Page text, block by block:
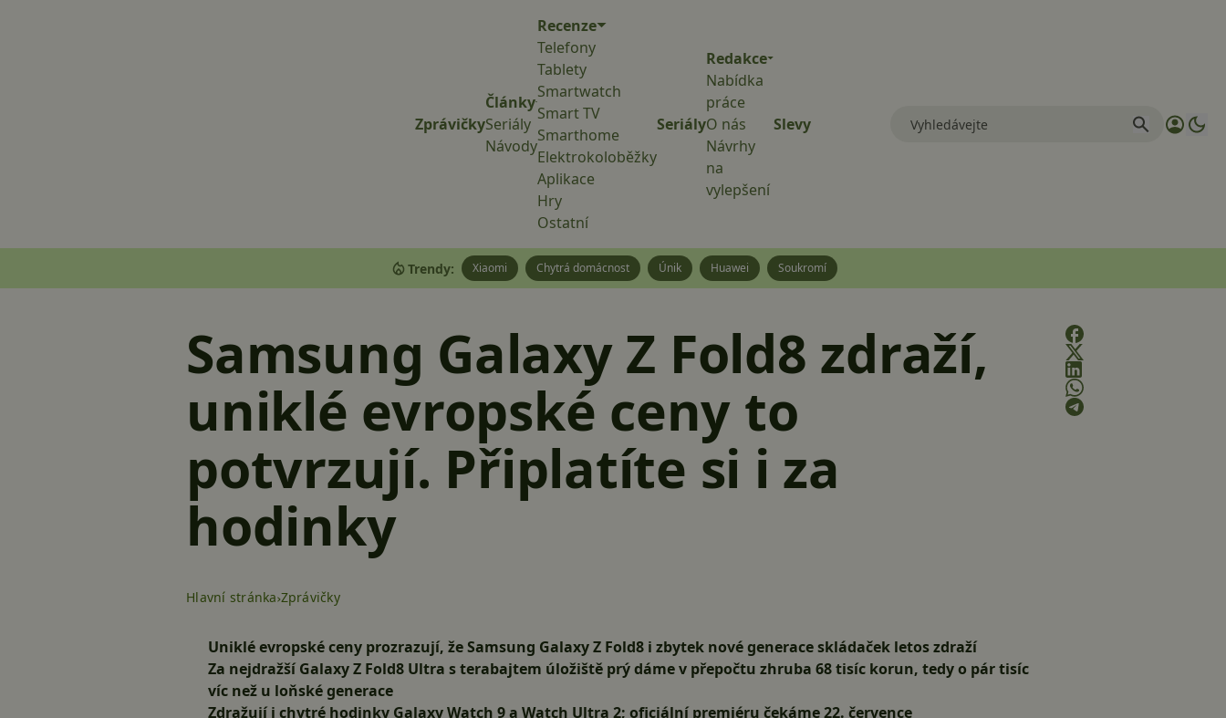
Zprávičky
Články
Seriály
Návody
Recenze
Telefony
Tablety
Smartwatch
Smart TV
Smarthome
Elektrokoloběžky
Aplikace
Hry
Ostatní
Seriály
Redakce
Nabídka
práce
O nás
Návrhy
na
vylepšení
Slevy
Trendy: Xiaomi Chytrá domácnost Únik Huawei Soukromí
Samsung Galaxy Z Fold8 zdraží,
uniklé evropské ceny to
potvrzují. Připlatíte si i za
hodinky
Hlavní stránka Zprávičky
Uniklé evropské ceny prozrazují, že Samsung Galaxy Z Fold8 i zbytek nové generace skládaček letos zdraží
Za nejdražší Galaxy Z Fold8 Ultra s terabajtem úložiště prý dáme v přepočtu zhruba 68 tisíc korun, tedy o pár tisíc
víc než u loňské generace
Zdražují i chytré hodinky Galaxy Watch 9 a Watch Ultra 2; oficiální premiéru čekáme 22. července